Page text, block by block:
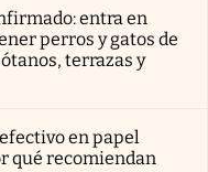
entra en
perros y gatos de
terrazas y
en papel
qué recomiendan